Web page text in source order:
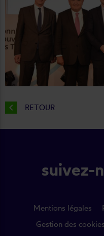
chevron_left RETOUR
suivez-
Mentions légales
Gestion des cookies